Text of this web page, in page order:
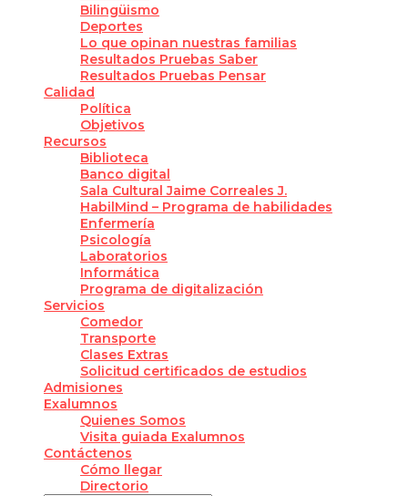
Bilingüismo
Deportes
Lo que opinan nuestras familias
Resultados Pruebas Saber
Resultados Pruebas Pensar
Calidad
Política
Objetivos
Recursos
Biblioteca
Banco digital
Sala Cultural Jaime Correales J.
HabilMind – Programa de habilidades
Enfermería
Psicología
Laboratorios
Informática
Programa de digitalización
Servicios
Comedor
Transporte
Clases Extras
Solicitud certificados de estudios
Admisiones
Exalumnos
Quienes Somos
Visita guiada Exalumnos
Contáctenos
Cómo llegar
Directorio